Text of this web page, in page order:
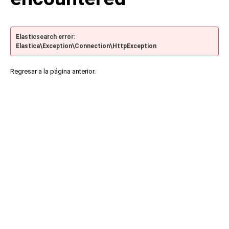
Elasticsearch error:
Elastica\Exception\Connection\HttpException
Regresar a la página anterior.